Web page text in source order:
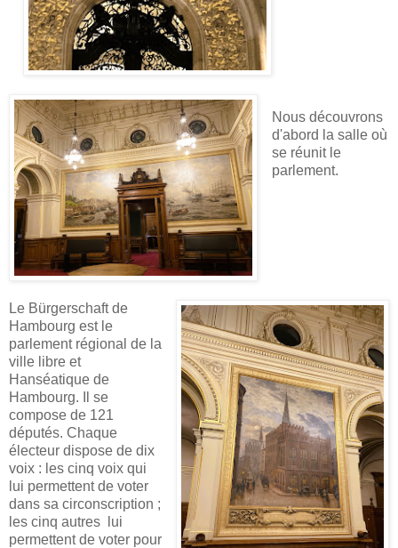
Nous découvrons
d'abord la salle où
se réunit le
parlement.
Le Bürgerschaft de
Hambourg est le
parlement régional de la
ville libre et
Hanséatique de
Hambourg. Il se
compose de 121
députés. Chaque
électeur dispose de dix
voix : les cinq voix qui
lui permettent de voter
dans sa circonscription ;
les cinq autres lui
permettent de voter pour